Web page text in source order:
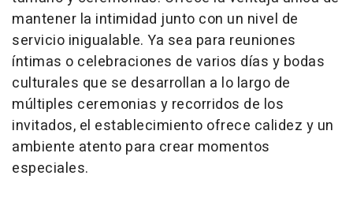
mantener la intimidad junto con un nivel de
servicio inigualable. Ya sea para reuniones
íntimas o celebraciones de varios días y bodas
culturales que se desarrollan a lo largo de
múltiples ceremonias y recorridos de los
invitados, el establecimiento ofrece calidez y un
ambiente atento para crear momentos
especiales.